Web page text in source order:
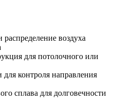
воздуха
для потолочного или
контроля направления
сплава для долговечности